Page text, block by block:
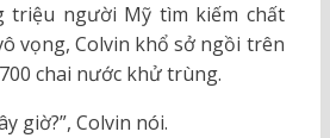
triệu người Mỹ tìm kiếm chất
vọng, Colvin khổ sở ngồi trên
chai nước khử trùng.
giờ?”, Colvin nói.